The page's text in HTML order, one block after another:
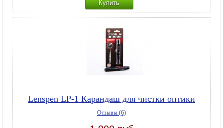
Купить
Lenspen LP-1 Карандаш для чистки оптики
Отзывы (6)